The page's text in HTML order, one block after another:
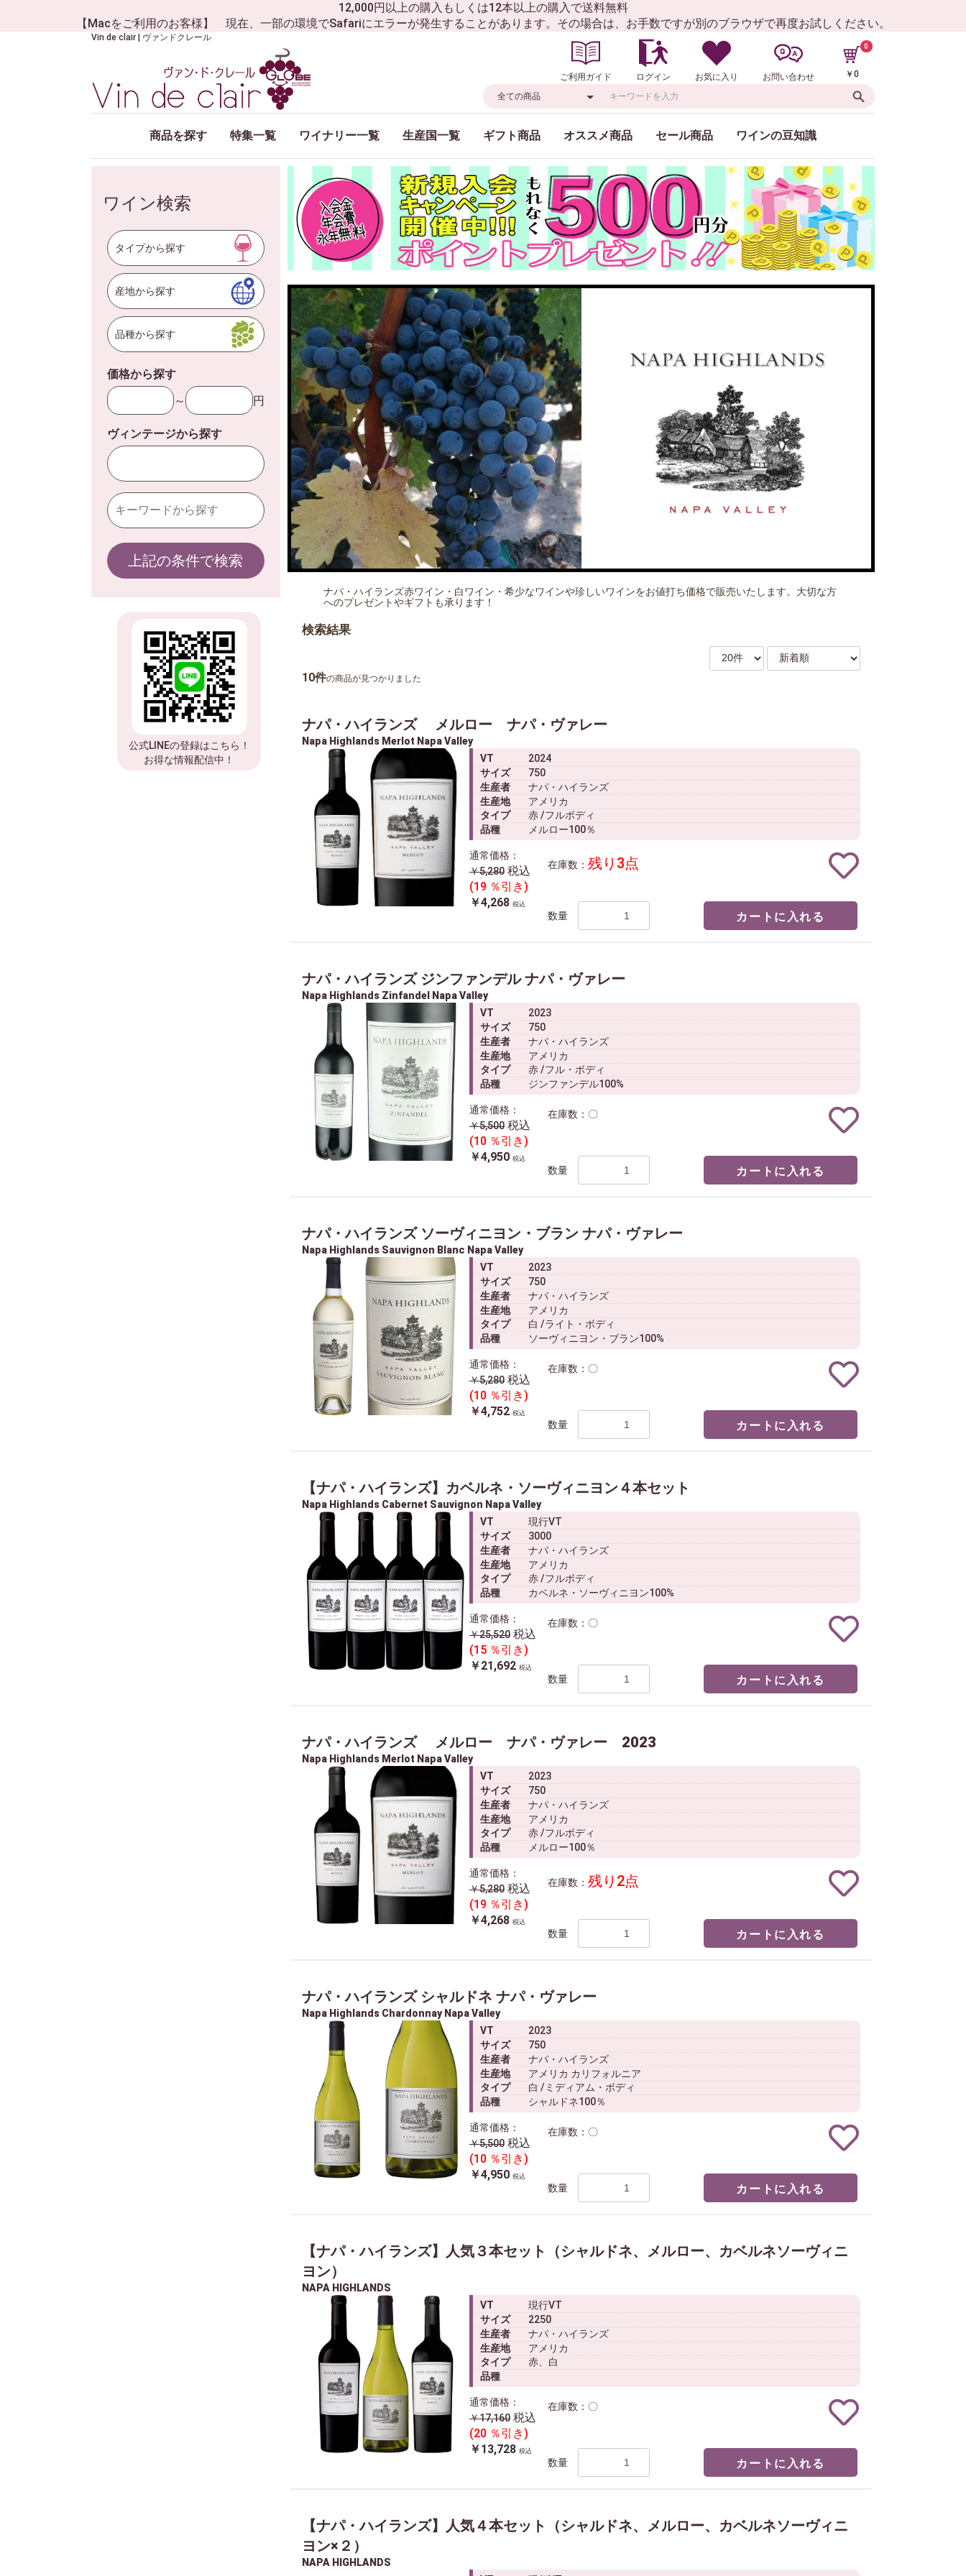
12,000円以上の購入もしくは12本以上の購入で送料無料
【Macをご利用のお客様】 現在、一部の環境でSafariにエラーが発生することがあります。その場合は、お手数ですが別のブラウザで再度お試しください。
Vin de clair | ヴァンドクレール
ご利用ガイド ログイン お気に入り お問い合わせ
0
￥0
商品を探す 特集一覧 ワイナリー一覧 生産国一覧 ギフト商品 オススメ商品 セール商品 ワインの豆知識
ワイン検索
タイプから探す
産地から探す
品種から探す
価格から探す
～
円
ヴィンテージから探す
上記の条件で検索
公式LINEの登録はこちら！
お得な情報配信中！
ナパ・ハイランズ赤ワイン・白ワイン・希少なワインや珍しいワインをお値打ち価格で販売いたします。大切な方
へのプレゼントやギフトも承ります！
検索結果
10件の商品が見つかりました
ナパ・ハイランズ メルロー ナパ・ヴァレー
Napa Highlands Merlot Napa Valley
VT
2024
サイズ
750
生産者
ナパ・ハイランズ
生産地
アメリカ
タイプ
赤 /フルボディ
品種
メルロー100％
通常価格：
￥5,280 税込
(19 ％引き)
￥4,268 税込
在庫数： 残り3点
数量 カートに入れる
ナパ・ハイランズ ジンファンデル ナパ・ヴァレー
Napa Highlands Zinfandel Napa Valley
VT
2023
サイズ
750
生産者
ナパ・ハイランズ
生産地
アメリカ
タイプ
赤 /フル・ボディ
品種
ジンファンデル100%
通常価格：
￥5,500 税込
(10 ％引き)
￥4,950 税込
在庫数：〇
数量 カートに入れる
ナパ・ハイランズ ソーヴィニヨン・ブラン ナパ・ヴァレー
Napa Highlands Sauvignon Blanc Napa Valley
VT
2023
サイズ
750
生産者
ナパ・ハイランズ
生産地
アメリカ
タイプ
白 /ライト・ボディ
品種
ソーヴィニヨン・ブラン100%
通常価格：
￥5,280 税込
(10 ％引き)
￥4,752 税込
在庫数：〇
数量 カートに入れる
【ナパ・ハイランズ】カベルネ・ソーヴィニヨン４本セット
Napa Highlands Cabernet Sauvignon Napa Valley
VT
現行VT
サイズ
3000
生産者
ナパ・ハイランズ
生産地
アメリカ
タイプ
赤 /フルボディ
品種
カベルネ・ソーヴィニヨン100%
通常価格：
￥25,520 税込
(15 ％引き)
￥21,692 税込
在庫数：〇
数量 カートに入れる
ナパ・ハイランズ メルロー ナパ・ヴァレー 2023
Napa Highlands Merlot Napa Valley
VT
2023
サイズ
750
生産者
ナパ・ハイランズ
生産地
アメリカ
タイプ
赤 /フルボディ
品種
メルロー100％
通常価格：
￥5,280 税込
(19 ％引き)
￥4,268 税込
在庫数： 残り2点
数量 カートに入れる
ナパ・ハイランズ シャルドネ ナパ・ヴァレー
Napa Highlands Chardonnay Napa Valley
VT
2023
サイズ
750
生産者
ナパ・ハイランズ
生産地
アメリカ カリフォルニア
タイプ
白 /ミディアム・ボディ
品種
シャルドネ100％
通常価格：
￥5,500 税込
(10 ％引き)
￥4,950 税込
在庫数：〇
数量 カートに入れる
【ナパ・ハイランズ】人気３本セット（シャルドネ、メルロー、カベルネソーヴィニ
ヨン）
NAPA HIGHLANDS
VT
現行VT
サイズ
2250
生産者
ナパ・ハイランズ
生産地
アメリカ
タイプ
赤、白
品種
通常価格：
￥17,160 税込
(20 ％引き)
￥13,728 税込
在庫数：〇
数量 カートに入れる
【ナパ・ハイランズ】人気４本セット（シャルドネ、メルロー、カベルネソーヴィニ
ヨン×２）
NAPA HIGHLANDS